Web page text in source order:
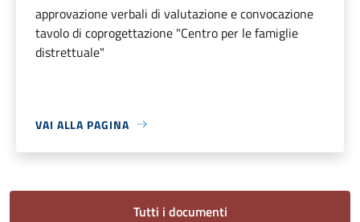
approvazione verbali di valutazione e convocazione
tavolo di coprogettazione "Centro per le famiglie
distrettuale"
VAI ALLA PAGINA
Tutti i documenti